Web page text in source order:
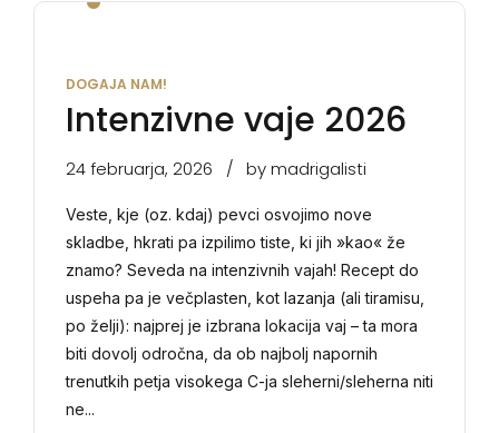
DOGAJA NAM!
Intenzivne vaje 2026
24 februarja, 2026 by madrigalisti
Veste, kje (oz. kdaj) pevci osvojimo nove
skladbe, hkrati pa izpilimo tiste, ki jih »kao« že
znamo? Seveda na intenzivnih vajah! Recept do
uspeha pa je večplasten, kot lazanja (ali tiramisu,
po želji): najprej je izbrana lokacija vaj – ta mora
biti dovolj odročna, da ob najbolj napornih
trenutkih petja visokega C-ja sleherni/sleherna niti
ne...